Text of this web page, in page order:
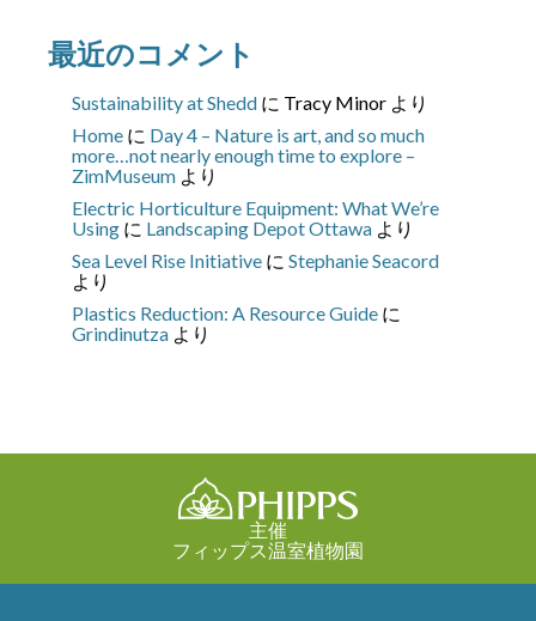
最近のコメント
Sustainability at Shedd に Tracy Minor より
Home に Day 4 – Nature is art, and so much
more…not nearly enough time to explore –
ZimMuseum より
Electric Horticulture Equipment: What We’re
Using に Landscaping Depot Ottawa より
Sea Level Rise Initiative に Stephanie Seacord
より
Plastics Reduction: A Resource Guide に
Grindinutza より
主催
フィップス温室植物園